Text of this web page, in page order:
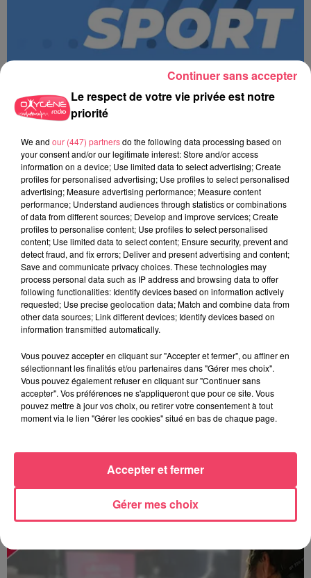
MAGSPORT MATIN 49 08/08/26
MAGSPORT SOIR 49 07/08/26
Le respect de votre vie privée est notre
priorité
We and our (447) partnersdo the following data processing based on
your consent and/or our legitimate interest: Store and/or access
information on a device; Use limited data to select advertising; Create
profiles for personalised advertising; Use profiles to select personalised
advertising; Measure advertising performance; Measure content
performance; Understand audiences through statistics or combinations
of data from different sources; Develop and improve services; Create
profiles to personalise content; Use profiles to select personalised
content; Use limited data to select content; Ensure security, prevent and
detect fraud, and fix errors; Deliver and present advertising and content;
Save and communicate privacy choices. These technologies may
process personal data such as IP address and browsing data to offer
following functionalities: Identify devices based on information actively
requested; Use precise geolocation data; Match and combine data from
other data sources; Link different devices; Identify devices based on
information transmitted automatically.
Vous pouvez accepter en cliquant sur "Accepter et fermer", ou affiner en
sélectionnant les finalités et/ou partenaires dans "Gérer mes choix".
Vous pouvez également refuser en cliquant sur "Continuer sans
accepter". Vos préférences ne s'appliqueront que pour ce site. Vous
pouvez mettre à jour vos choix, ou retirer votre consentement à tout
moment via le lien "Gérer les cookies" situé en bas de chaque page.
Gérer mes choix
Accepter et fermer
Continuer sans accepter